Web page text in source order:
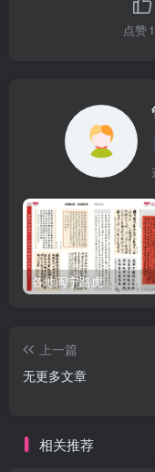
点赞
各地闽宁路虎
上一篇
无更多文章
相关推荐